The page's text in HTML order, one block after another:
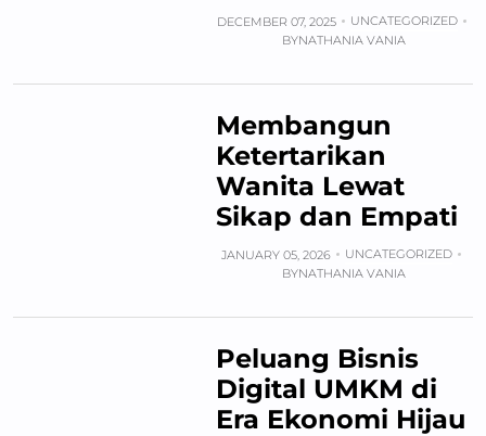
DECEMBER 07, 2025
UNCATEGORIZED
BYNATHANIA VANIA
Membangun
Ketertarikan
Wanita Lewat
Sikap dan Empati
JANUARY 05, 2026
UNCATEGORIZED
BYNATHANIA VANIA
Peluang Bisnis
Digital UMKM di
Era Ekonomi Hijau